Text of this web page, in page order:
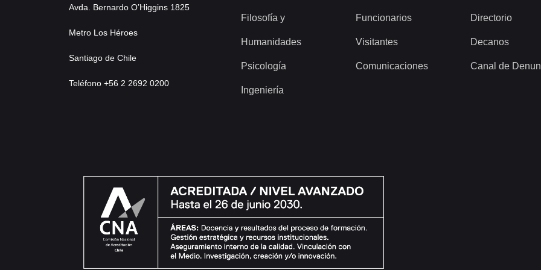
Avda. Bernardo O’Higgins 1825
Metro Los Héroes
Santiago de Chile
Teléfono +56 2 2692 0200
Filosofía y
Humanidades
Psicología
Ingeniería
Funcionarios
Visitantes
Comunicaciones
Directorio
Decanos
Canal de